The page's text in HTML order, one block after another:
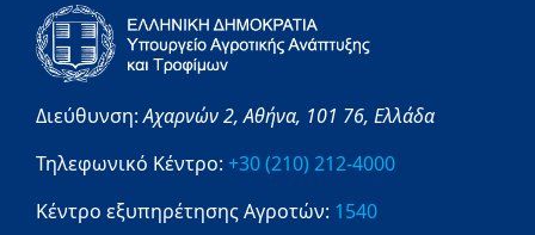
Διεύθυνση:Αχαρνών 2,Αθήνα, 101 76, Ελλάδα
Τηλεφωνικό Κέντρο: +30 (210) 212-4000
Κέντρο εξυπηρέτησης Αγροτών: 1540